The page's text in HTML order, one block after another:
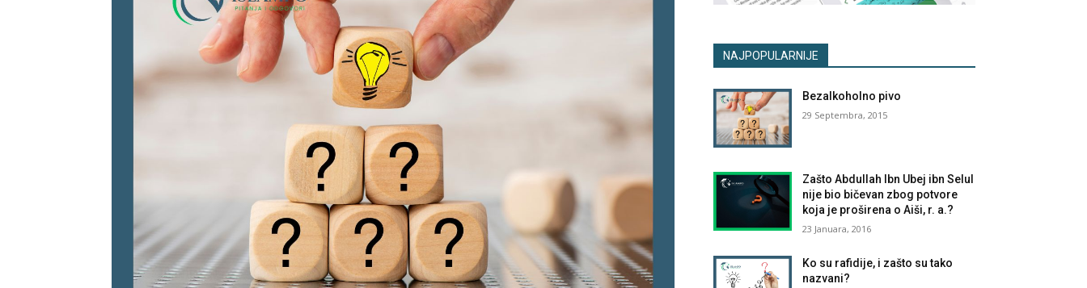
NAJPOPULARNIJE
Bezalkoholno pivo
29 Septembra, 2015
Zašto Abdullah Ibn Ubej ibn Selul
nije bio bičevan zbog potvore
koja je proširena o Aiši, r. a.?
23 Januara, 2016
Ko su rafidije, i zašto su tako
nazvani?